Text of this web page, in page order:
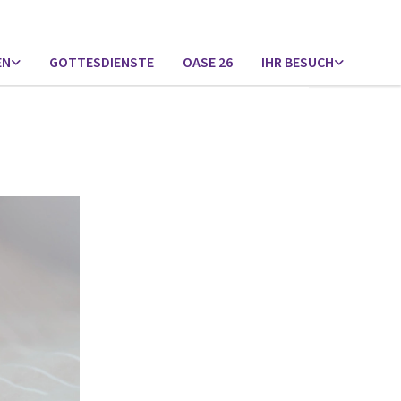
GOTTESDIENSTE OASE 26 IHR BESUCH